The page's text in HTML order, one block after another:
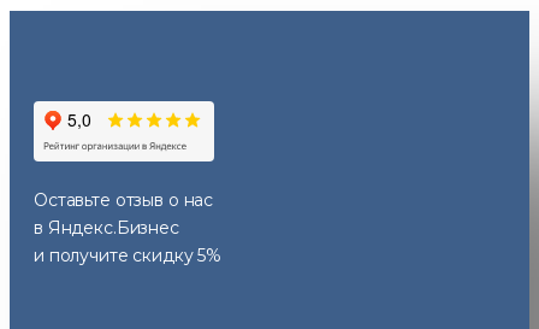
Оставьте отзыв о нас
в Яндекс.Бизнес
и получите скидку 5%